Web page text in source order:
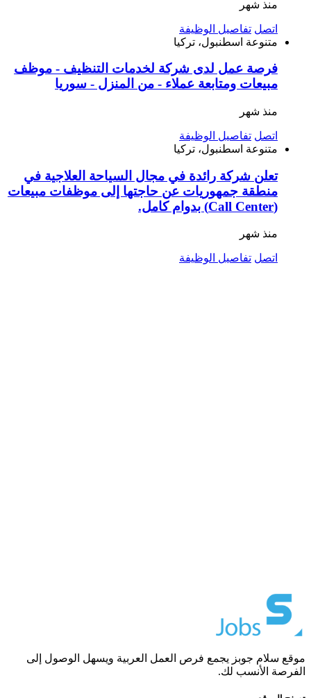
منذ شهر
اتصل تفاصيل الوظيفة
متنوعة اسطنبول، تركيا
فرصة عمل لدى شركة لخدمات التنظيف - موظف
مبيعات ومتابعة عملاء - من المنزل - سوريا
منذ شهر
اتصل تفاصيل الوظيفة
متنوعة اسطنبول، تركيا
تعلن شركة رائدة في مجال السياحة العلاجية في
منطقة جمهوريات عن حاجتها إلى موظفات مبيعات
(Call Center) بدوام كامل.
منذ شهر
اتصل تفاصيل الوظيفة
موقع سلام جوبز يجمع فرص العمل العربية ويسهل الوصول إلى
الفرصة الأنسب لك.